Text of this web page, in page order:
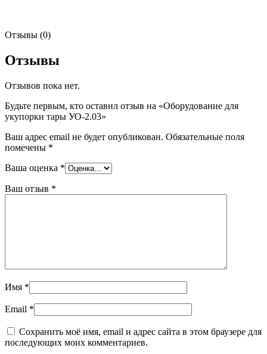
Отзывы (0)
Отзывы
Отзывов пока нет.
Будьте первым, кто оставил отзыв на «Оборудование для
укупорки тары УО-2.03»
Ваш адрес email не будет опубликован. Обязательные поля
помечены *
Ваша оценка *
Ваш отзыв *
Имя *
Email *
Сохранить моё имя, email и адрес сайта в этом браузере для
последующих моих комментариев.